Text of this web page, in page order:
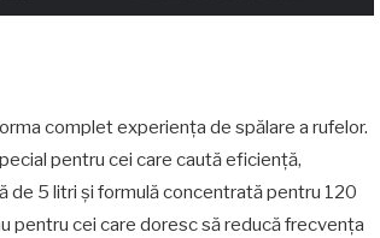
complet experiența de spălare a rufelor.
pentru cei care caută eficiență,
de 5 litri și formulă concentrată pentru 120
pentru cei care doresc să reducă frecvența